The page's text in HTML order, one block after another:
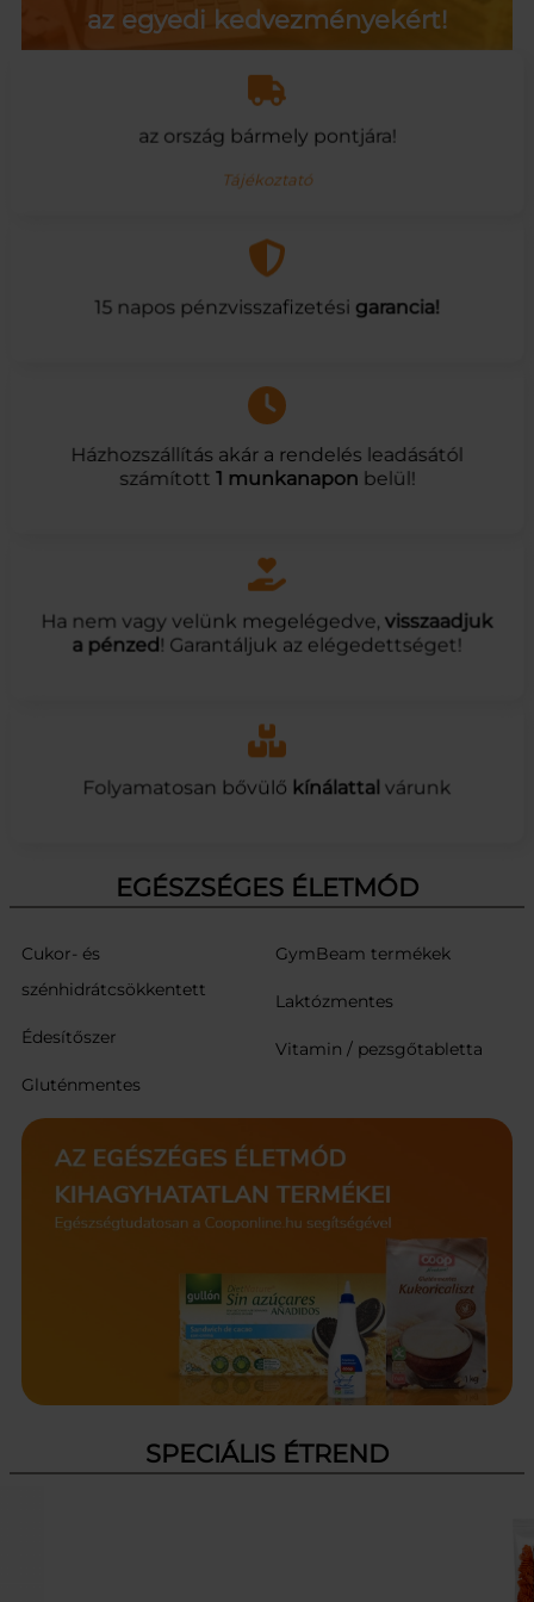
az egyedi kedvezményekért!
az ország bármely pontjára!
Tájékoztató
15 napos pénzvisszafizetési garancia!
Házhozszállítás akár a rendelés leadásától
számított1 munkanaponbelül!
Ha nem vagy velünk megelégedve, visszaadjuk
a pénzed ! Garantáljuk az elégedettséget!
Folyamatosan bővülő kínálattal várunk
EGÉSZSÉGES ÉLETMÓD
Cukor- és
szénhidrátcsökkentett
Édesítőszer
Gluténmentes
GymBeam termékek
Laktózmentes
Vitamin / pezsgőtabletta
SPECIÁLIS ÉTREND